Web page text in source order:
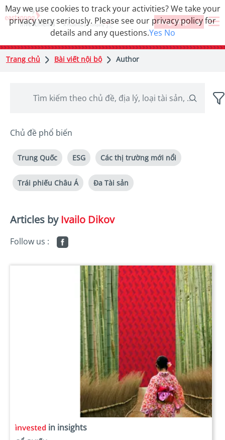
Đăng Nhập
Trang chủ Bài viết nội bộ Author
Chủ đề phổ biến
Trung Quốc ESG Các thị trường mới nổi
Trái phiếu Châu Á Đa Tài sản
Articles by Ivailo Dikov
Follow us :
in insights
May we use cookies to track your activities? We take your
privacy very seriously. Please see our privacy policy for
details and any questions.Yes No